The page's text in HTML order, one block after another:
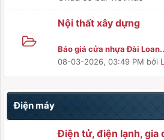
Nội thất xây dựng
Báo giá cửa nhựa Đài
08-03-2026, 03:49 PM bởi
Điện máy
Điện tử, điện lạnh, gia